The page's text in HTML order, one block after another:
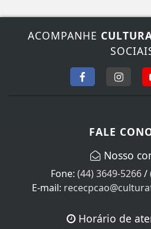
ACOMPANHE
FALE
Nosso
Fone: (44) 3649-5266/
E-mail:
Horário de